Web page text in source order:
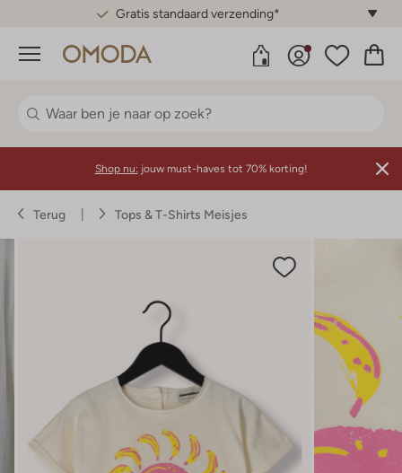
Gratis standaard verzending*
Menu
Shop nu: jouw must-haves tot 70% korting!
Terug Tops & T-Shirts Meisjes